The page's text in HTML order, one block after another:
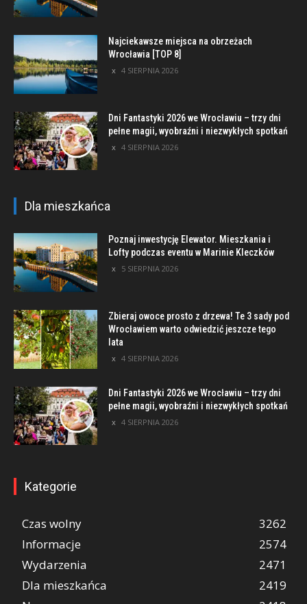
Najciekawsze miejsca na obrzeżach
Wrocławia [TOP 8]
4 SIERPNIA 2026
Dni Fantastyki 2026 we Wrocławiu – trzy dni
pełne magii, wyobraźni i niezwykłych spotkań
4 SIERPNIA 2026
Dla mieszkańca
Poznaj inwestycję Elewator. Mieszkania i
Lofty podczas eventu w Marinie Kleczków
5 SIERPNIA 2026
Zbieraj owoce prosto z drzewa! Te 3 sady pod
Wrocławiem warto odwiedzić jeszcze tego
lata
4 SIERPNIA 2026
Dni Fantastyki 2026 we Wrocławiu – trzy dni
pełne magii, wyobraźni i niezwykłych spotkań
4 SIERPNIA 2026
Kategorie
Czas wolny
3262
Informacje
2574
Wydarzenia
2471
Dla mieszkańca
2419